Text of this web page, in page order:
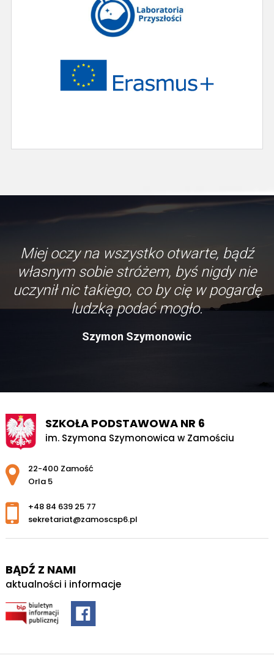
Miej oczy na wszystko otwarte, bądź
własnym sobie stróżem, byś nigdy nie
uczynił nic takiego, co by cię w pogardę
ludzką podać mogło.
Szymon Szymonowic
SZKOŁA PODSTAWOWA NR 6
im. Szymona Szymonowica w Zamościu
Adres pocztowy:
22-400 Zamość
Orla 5
+48 84 639 25 77
sekretariat@zamoscsp6.pl
BĄDŹ Z NAMI
aktualności i informacje